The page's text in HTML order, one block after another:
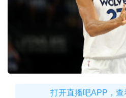
打开直播吧APP，